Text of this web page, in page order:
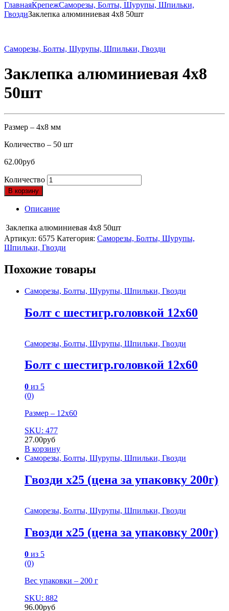
ГлавнаяКрепежСаморезы, Болты, Шурупы, Шпильки,
ГвоздиЗаклепка алюминиевая 4х8 50шт
Саморезы, Болты, Шурупы, Шпильки, Гвозди
Заклепка алюминиевая 4х8
50шт
Размер – 4х8 мм
Количество – 50 шт
62.00руб
Количество
В корзину
Описание
Заклепка алюминиевая 4х8 50шт
Артикул: 6575 Категория: Саморезы, Болты, Шурупы,
Шпильки, Гвозди
Похожие товары
Саморезы, Болты, Шурупы, Шпильки, Гвозди
Болт с шестигр.головкой 12х60
Саморезы, Болты, Шурупы, Шпильки, Гвозди
Болт с шестигр.головкой 12х60
0 из 5
(0)
Размер – 12х60
SKU: 477
27.00руб
В корзину
Саморезы, Болты, Шурупы, Шпильки, Гвозди
Гвозди х25 (цена за упаковку 200г)
Саморезы, Болты, Шурупы, Шпильки, Гвозди
Гвозди х25 (цена за упаковку 200г)
0 из 5
(0)
Вес упаковки – 200 г
SKU: 882
96.00руб